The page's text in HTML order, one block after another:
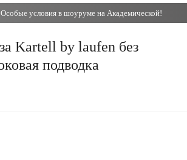
Особые условия в шоуруме на Академической!
Kartell by laufen без
подводка